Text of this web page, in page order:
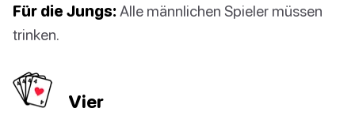
Für die Jungs: Alle männlichen Spieler müssen
trinken.
Vier